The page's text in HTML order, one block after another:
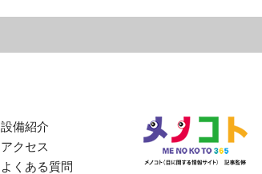
設備紹介
アクセス
よくある質問